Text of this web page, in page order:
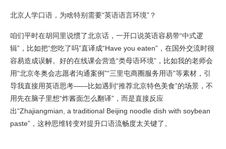
北京人学口语，为啥特别需要“英语语言环境”？
咱们平时在胡同里说惯了北京话，一开口说英语容易带“中式逻
辑”，比如把“您吃了吗”直译成“Have you eaten”，在国外交流时很
容易造成误解。好的在线课会营造“类母语环境”，比如我的老师会
用“北京冬奥会志愿者沟通案例”“三里屯商圈服务用语”等素材，引
导我直接用英语思考——比如遇到“推荐北京特色美食”的场景，不
用先在脑子里想“炸酱面怎么翻译”，而是直接反应
出“Zhajiangmian, a traditional Beijing noodle dish with soybean
paste”，这种思维转变对提升口语流畅度太关键了。